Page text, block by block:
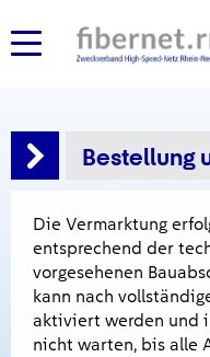
Bestellung
Die Vermarktung
entsprechend der
vorgesehenen
kann nach
aktiviert werden und
nicht warten, bis alle